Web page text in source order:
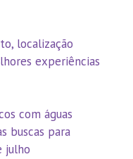
localização
experiências
com águas
buscas para
julho